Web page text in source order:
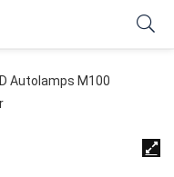
Autolamps M100